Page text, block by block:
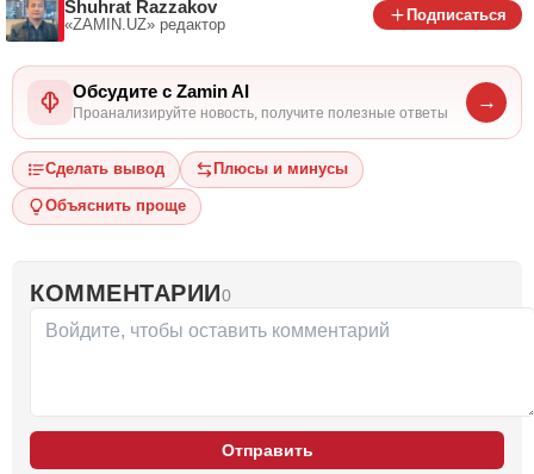
Shuhrat Razzakov
«ZAMIN.UZ» редактор
Подписаться
Обсудите с Zamin AI
Проанализируйте новость, получите полезные ответы
→
Сделать вывод Плюсы и минусы
Объяснить проще
КОММЕНТАРИИ0
Отправить